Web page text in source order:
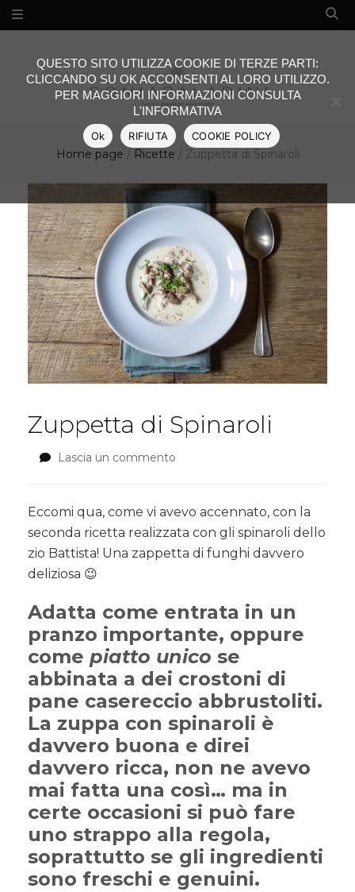
Home page / Ricette / Zuppetta di Spinaroli
Zuppetta di Spinaroli
Lascia un commento
Spinaroli
Eccomi qua, come vi avevo accennato, con la
seconda ricetta realizzata con gli spinaroli dello
zio Battista! Una zappetta di funghi davvero
deliziosa 😉
Adatta come entrata in un
pranzo importante, oppure
come piatto unico se
abbinata a dei crostoni di
pane casereccio abbrustoliti.
La zuppa con spinaroli è
davvero buona e direi
davvero ricca, non ne avevo
mai fatta una così… ma in
certe occasioni si può fare
uno strappo alla regola,
soprattutto se gli ingredienti
sono freschi e genuini.
QUESTO SITO UTILIZZA COOKIE DI TERZE PARTI:
CLICCANDO SU OK ACCONSENTI AL LORO UTILIZZO.
PER MAGGIORI INFORMAZIONI CONSULTA
L'INFORMATIVA
Ok RIFIUTA COOKIE POLICY